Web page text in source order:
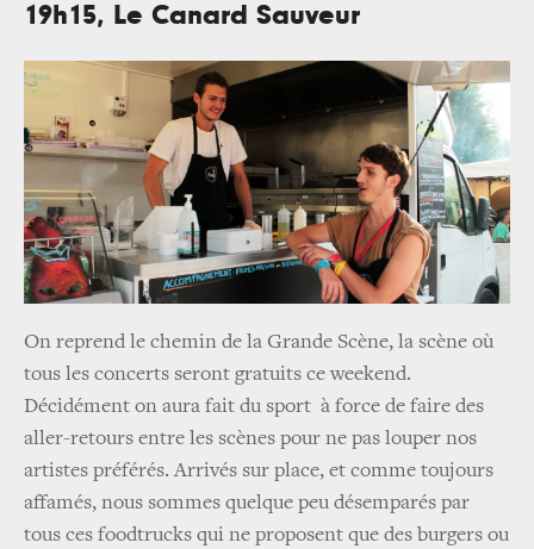
19h15, Le Canard Sauveur
On reprend le chemin de la Grande Scène, la scène où
tous les concerts seront gratuits ce weekend.
Décidément on aura fait du sport à force de faire des
aller-retours entre les scènes pour ne pas louper nos
artistes préférés. Arrivés sur place, et comme toujours
affamés, nous sommes quelque peu désemparés par
tous ces foodtrucks qui ne proposent que des burgers ou